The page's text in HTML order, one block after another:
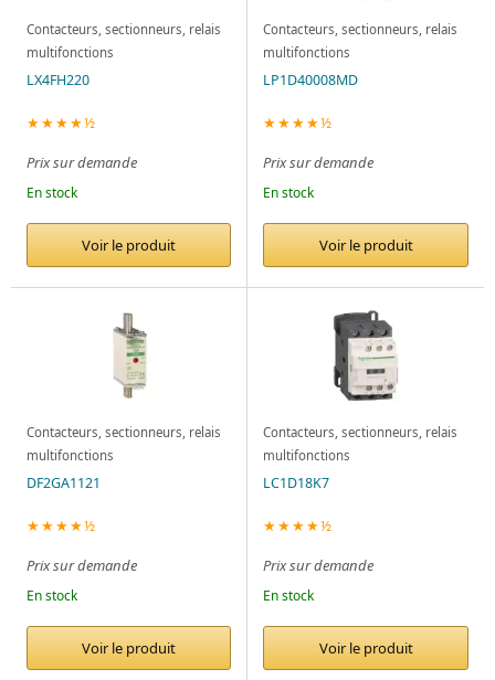
Contacteurs, sectionneurs, relais
multifonctions
LX4FH220
★★★★½
Prix sur demande
En stock
Voir le produit
Contacteurs, sectionneurs, relais
multifonctions
LP1D40008MD
★★★★½
Prix sur demande
En stock
Voir le produit
Contacteurs, sectionneurs, relais
multifonctions
DF2GA1121
★★★★½
Prix sur demande
En stock
Voir le produit
Contacteurs, sectionneurs, relais
multifonctions
LC1D18K7
★★★★½
Prix sur demande
En stock
Voir le produit